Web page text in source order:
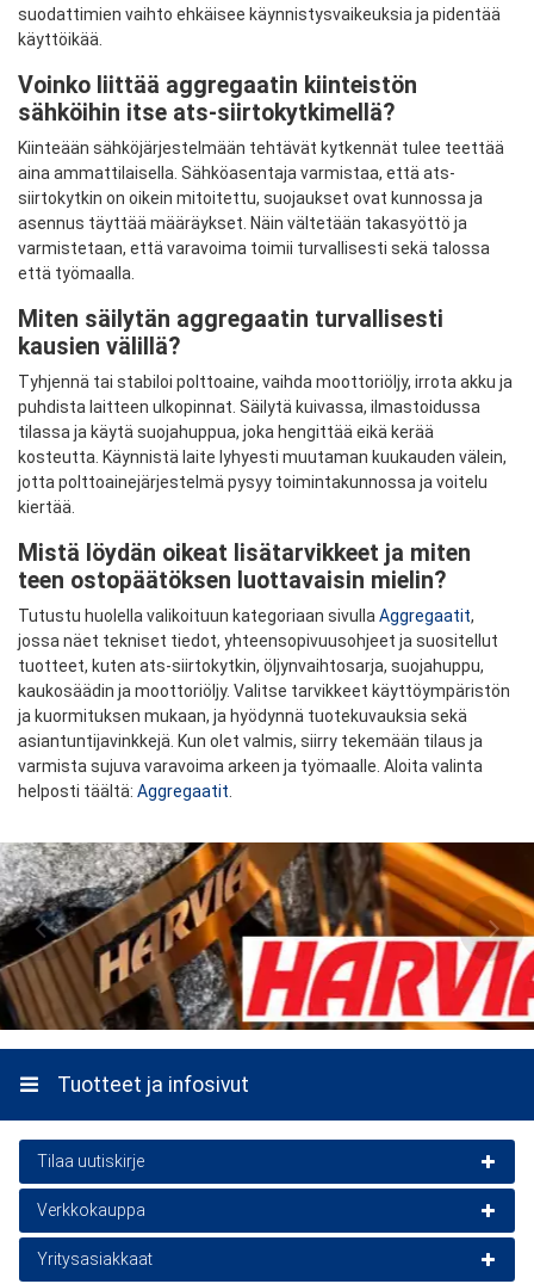
suodattimien vaihto ehkäisee käynnistysvaikeuksia ja pidentää
käyttöikää.
Voinko liittää aggregaatin kiinteistön
sähköihin itse ats-siirtokytkimellä?
Kiinteään sähköjärjestelmään tehtävät kytkennät tulee teettää
aina ammattilaisella. Sähköasentaja varmistaa, että ats-
siirtokytkin on oikein mitoitettu, suojaukset ovat kunnossa ja
asennus täyttää määräykset. Näin vältetään takasyöttö ja
varmistetaan, että varavoima toimii turvallisesti sekä talossa
että työmaalla.
Miten säilytän aggregaatin turvallisesti
kausien välillä?
Tyhjennä tai stabiloi polttoaine, vaihda moottoriöljy, irrota akku ja
puhdista laitteen ulkopinnat. Säilytä kuivassa, ilmastoidussa
tilassa ja käytä suojahuppua, joka hengittää eikä kerää
kosteutta. Käynnistä laite lyhyesti muutaman kuukauden välein,
jotta polttoainejärjestelmä pysyy toimintakunnossa ja voitelu
kiertää.
Mistä löydän oikeat lisätarvikkeet ja miten
teen ostopäätöksen luottavaisin mielin?
Tutustu huolella valikoituun kategoriaan sivulla Aggregaatit,
jossa näet tekniset tiedot, yhteensopivuusohjeet ja suositellut
tuotteet, kuten ats-siirtokytkin, öljynvaihtosarja, suojahuppu,
kaukosäädin ja moottoriöljy. Valitse tarvikkeet käyttöympäristön
ja kuormituksen mukaan, ja hyödynnä tuotekuvauksia sekä
asiantuntijavinkkejä. Kun olet valmis, siirry tekemään tilaus ja
varmista sujuva varavoima arkeen ja työmaalle. Aloita valinta
helposti täältä: Aggregaatit
Tuotteet ja infosivut
Tilaa uutiskirje
Uutiskirje on ilmainen
Sähköposti
Tilaa
Verkkokauppa
Asiakaspalvelu
Yritysasiakkaat